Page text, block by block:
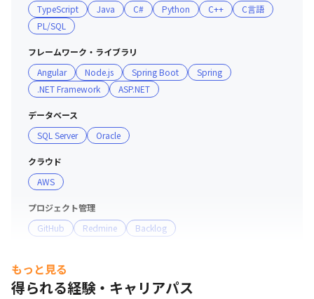
メンバーが在籍しています
・エンジニア一人ひとりのスキルを高めることが会社の成
長につながると考えています
■ 教育制度
・スキルアップや資格取得のためのセミナーや教材費を負
担します
・資格取得者には賞与で評価するのはもちろん、一時金も
支給しています
■ 評価制度
います
・実力を持っている社員が評価される仕組みを整えていま
TypeScript Java C# Python C++
C言語
PL/SQL
フレームワーク・ライブラリ
Angular
Node.js Spring Boot
Spring
.NET Framework
ASP.NET
データベース
SQL Server
Oracle
クラウド
AWS
プロジェクト管理
GitHub
Redmine Backlog
Slack
もっと見る
得られる経験・キャリアパス